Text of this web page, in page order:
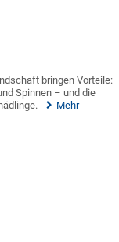
bringen Vorteile:
Spinnen – und die
Mehr